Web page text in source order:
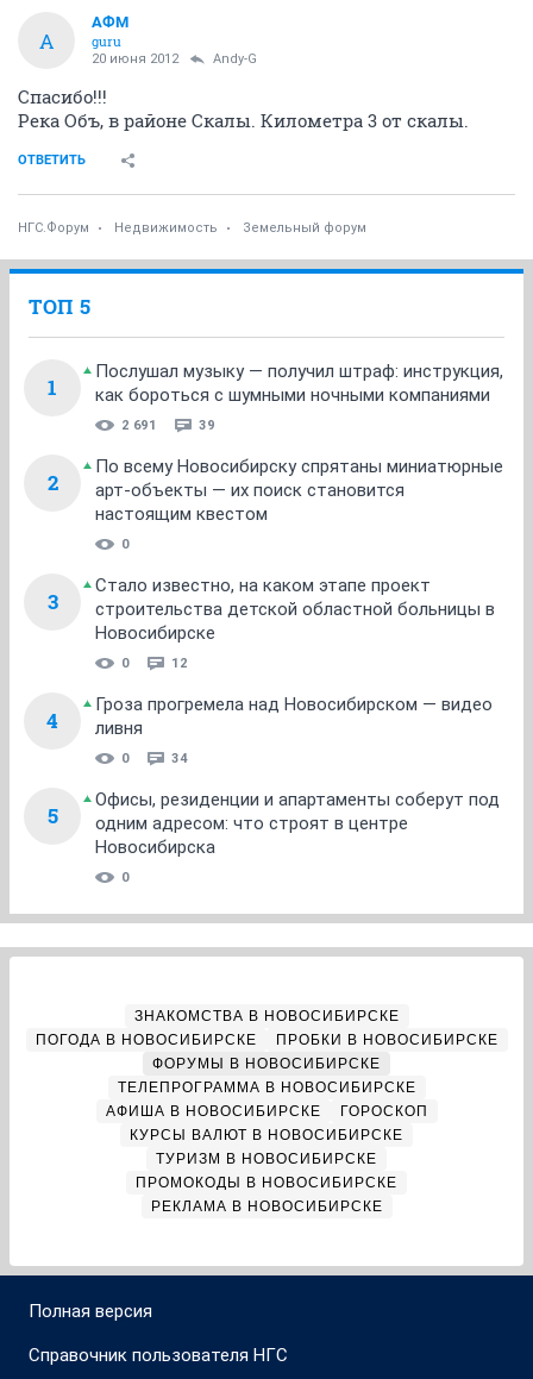
А
АФМ
guru
20 июня 2012 Andy-G
Спасибо!!!
Река Объ, в районе Скалы. Километра 3 от скалы.
ОТВЕТИТЬ
НГС.Форум Недвижимость Земельный форум
ТОП 5
1
Послушал музыку — получил штраф: инструкция,
как бороться с шумными ночными компаниями
2 691 39
2
По всему Новосибирску спрятаны миниатюрные
арт-объекты — их поиск становится
настоящим квестом
0
3
Стало известно, на каком этапе проект
строительства детской областной больницы в
Новосибирске
0 12
4
Гроза прогремела над Новосибирском — видео
ливня
0 34
5
Офисы, резиденции и апартаменты соберут под
одним адресом: что строят в центре
Новосибирска
0
ЗНАКОМСТВА В НОВОСИБИРСКЕ
ПОГОДА В НОВОСИБИРСКЕ
ПРОБКИ В НОВОСИБИРСКЕ
ФОРУМЫ В НОВОСИБИРСКЕ
ТЕЛЕПРОГРАММА В НОВОСИБИРСКЕ
АФИША В НОВОСИБИРСКЕ
ГОРОСКОП
КУРСЫ ВАЛЮТ В НОВОСИБИРСКЕ
ТУРИЗМ В НОВОСИБИРСКЕ
ПРОМОКОДЫ В НОВОСИБИРСКЕ
РЕКЛАМА В НОВОСИБИРСКЕ
Полная версия
Справочник пользователя НГС